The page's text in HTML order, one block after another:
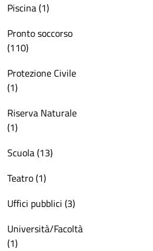
Piscina (1)
Pronto soccorso
(110)
Protezione Civile
(1)
Riserva Naturale
(1)
Scuola (13)
Teatro (1)
Uffici pubblici (3)
Università/Facoltà
(1)